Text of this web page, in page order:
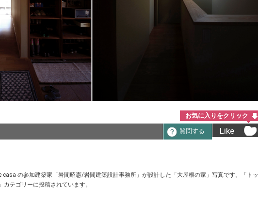
お気に入りをクリック
質問する Like
casa の参加建築家「岩間昭憲/岩間建築設計事務所」が設計した「大屋根の家」写真です。「トッ
テゴリーに投稿されています。